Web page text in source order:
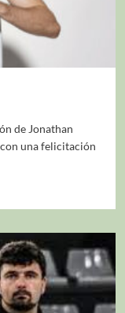
de Jonathan
una felicitación